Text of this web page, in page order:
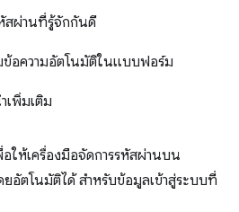
สผ่านที่รู้จักกันดี
ข้อความอัตโนมัติในแบบฟอร์ม
พิ่มเติม
ให้เครื่องมือจัดการรหัสผ่านบน
อัตโนมัติได้ สำหรับข้อมูลเข้าสู่ระบบที่